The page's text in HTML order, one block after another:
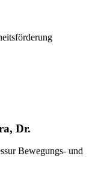
Dr.
Bewegungs- und